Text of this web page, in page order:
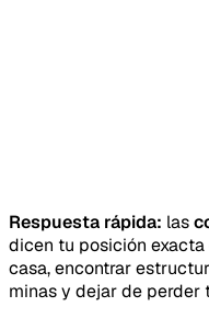
Respuesta rápida: las
dicen tu posición exacta
casa, encontrar
minas y dejar de perder